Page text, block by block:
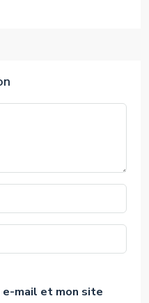
e-mail et mon site